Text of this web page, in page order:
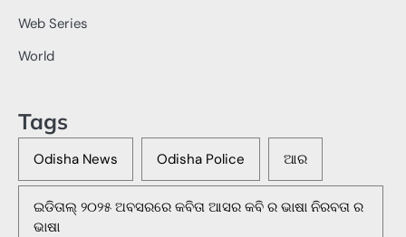
Web Series
World
Tags
Odisha News Odisha Police ଆର
ଇଡିତାଲ୍ ୨୦୨୫ ଅବସରରେ କବିତା ଆସର କବି ର ଭାଷା ନିରବତା ର
ଭାଷା